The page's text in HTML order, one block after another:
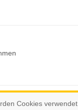
vorbehalten.
Cookies verwendet.